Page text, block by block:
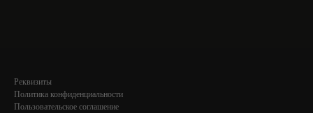
Реквизиты
Политика конфиденциальности
Пользовательское соглашение